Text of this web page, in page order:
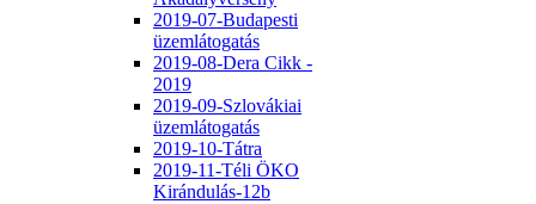
2019-07-Budapesti
üzemlátogatás
2019-08-Dera Cikk -
2019
2019-09-Szlovákiai
üzemlátogatás
2019-10-Tátra
2019-11-Téli ÖKO
Kirándulás-12b